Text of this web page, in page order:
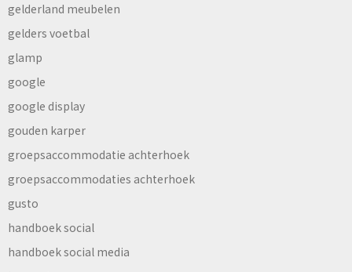
gelderland meubelen
gelders voetbal
glamp
google
google display
gouden karper
groepsaccommodatie achterhoek
groepsaccommodaties achterhoek
gusto
handboek social
handboek social media